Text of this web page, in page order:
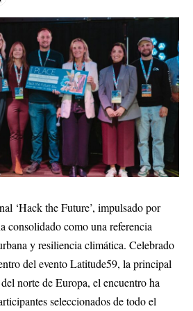
‘Hack the Future’, impulsado por
consolidado como una referencia
y resiliencia climática. Celebrado
del evento Latitude59, la principal
norte de Europa, el encuentro ha
seleccionados de todo el